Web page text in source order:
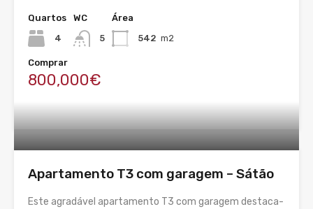
Quartos
4
WC
5
Área
542 m2
Comprar
800,000€
Apartamento T3 com garagem – Sátão
Este agradável apartamento T3 com garagem destaca-